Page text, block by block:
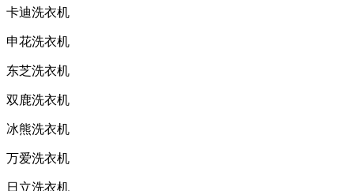
卡迪洗衣机
申花洗衣机
东芝洗衣机
双鹿洗衣机
冰熊洗衣机
万爱洗衣机
日立洗衣机